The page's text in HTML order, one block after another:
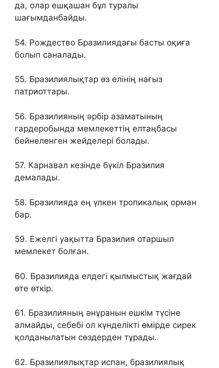
да, олар ешқашан бұл туралы
шағымданбайды.
54. Рождество Бразилиядағы басты оқиға
болып саналады.
55. Бразилиялықтар өз елінің нағыз
патриоттары.
56. Бразилияның әрбір азаматының
гардеробында мемлекеттің елтаңбасы
бейнеленген жейделері болады.
57. Карнавал кезінде бүкіл Бразилия
демалады.
58. Бразилияда ең үлкен тропикалық орман
бар.
59. Ежелгі уақытта Бразилия отаршыл
мемлекет болған.
60. Бразилияда елдегі қылмыстық жағдай
өте өткір.
61. Бразилияның әнұранын ешкім түсіне
алмайды, себебі ол күнделікті өмірде сирек
қолданылатын сөздерден тұрады.
62. Бразилиялықтар испан, бразилиялық